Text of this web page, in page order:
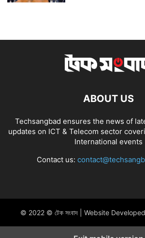
ABOUT US
Techsangbad ensures the news of
updates on ICT & Telecom sector
International events
Contact us:
© 2022 © টেক সংবাদ | Website